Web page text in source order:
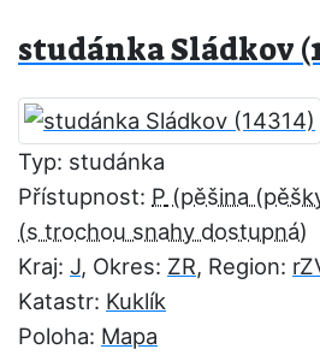
studánka Sládkov
Typ: studánka
Přístupnost: P
Kraj: J, Okres: ZR, Region:
Katastr: Kuklík
Poloha: Mapa